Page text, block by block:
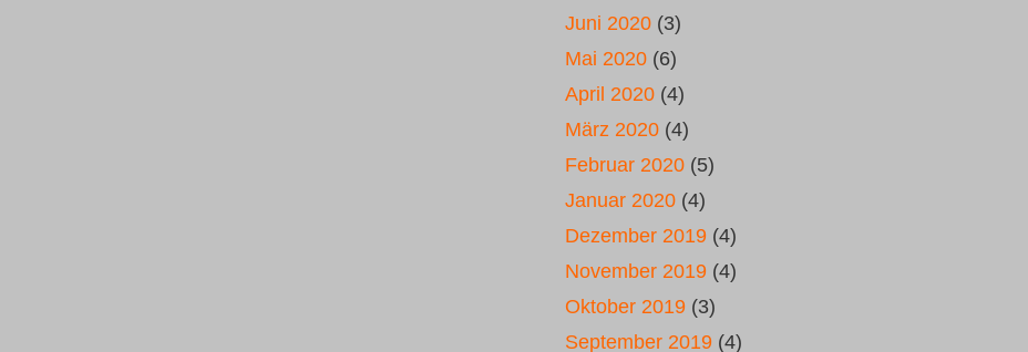
Juni 2020 (3)
Mai 2020 (6)
April 2020 (4)
März 2020 (4)
Februar 2020 (5)
Januar 2020 (4)
Dezember 2019 (4)
November 2019 (4)
Oktober 2019 (3)
September 2019 (4)